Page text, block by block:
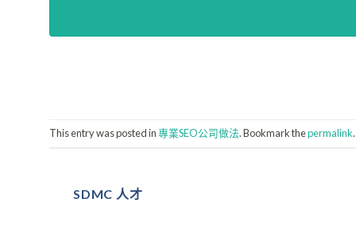
This entry was posted in專業SEO公司做法. Bookmark thepermalink.
SDMC 人才